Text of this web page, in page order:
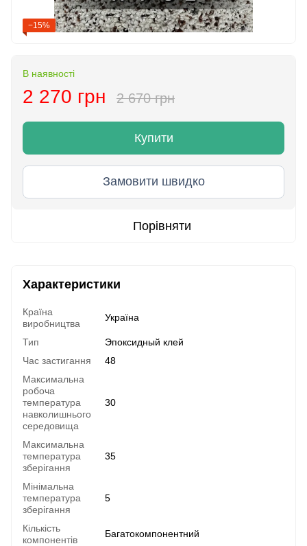
−15%
В наявності
2 270 грн 2 670 грн
Купити
Замовити швидко
Порівняти
Характеристики
Країна
виробництва
Україна
Тип
Эпоксидный клей
Час застигання
48
Максимальна
робоча
температура
навколишнього
середовища
30
Максимальна
температура
зберігання
35
Мінімальна
температура
зберігання
5
Кількість
компонентів
Багатокомпонентний